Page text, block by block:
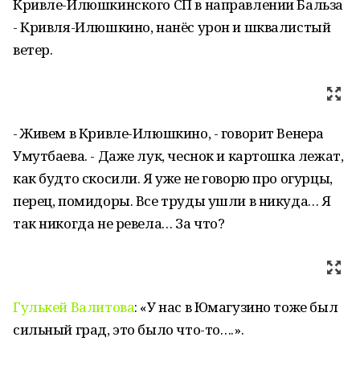
Кривле-Илюшкинского СП в направлении Бальза
- Кривля-Илюшкино, нанёс урон и шквалистый
ветер.
- Живем в Кривле-Илюшкино, - говорит Венера
Умутбаева. - Даже лук, чеснок и картошка лежат,
как будто скосили. Я уже не говорю про огурцы,
перец, помидоры. Все труды ушли в никуда… Я
так никогда не ревела… За что?
Гулькей Валитова: «У нас в Юмагузино тоже был
сильный град, это было что-то….».